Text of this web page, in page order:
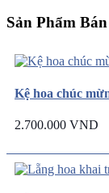
Sản Phẩm
Kệ hoa chúc
2.700.000 VND